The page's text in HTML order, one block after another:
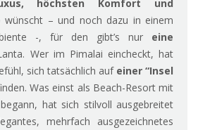
höchsten Komfort und
wünscht – und noch dazu in einem
-, für den gibt’s nur eine
Wer im Pimalai eincheckt, hat
sich tatsächlich auf einer “Insel
Was einst als Beach-Resort mit
hat sich stilvoll ausgebreitet
mehrfach ausgezeichnetes